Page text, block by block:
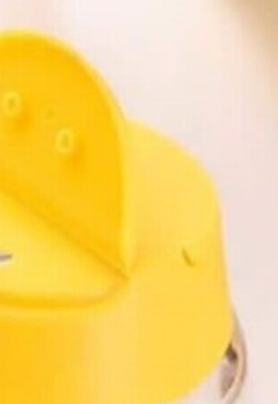
ನೀರಿಗೆ ಬ್ಲ್ಯಾಕ್
ಮಾಡುತ್ತಾ ಬನ್ನಿ